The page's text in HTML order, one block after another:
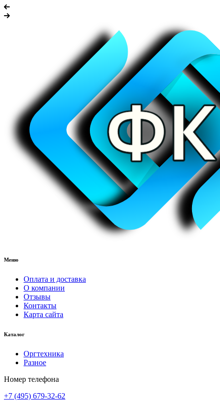
Меню
Оплата и доставка
О компании
Отзывы
Контакты
Карта сайта
Каталог
Оргтехника
Разное
Номер телефона
+7 (495) 679-32-62